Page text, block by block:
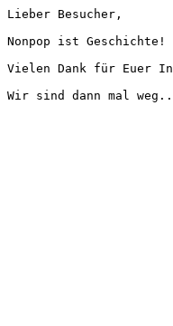
Lieber Besucher,
Nonpop ist Geschichte!
Vielen Dank für Euer
Wir sind dann mal